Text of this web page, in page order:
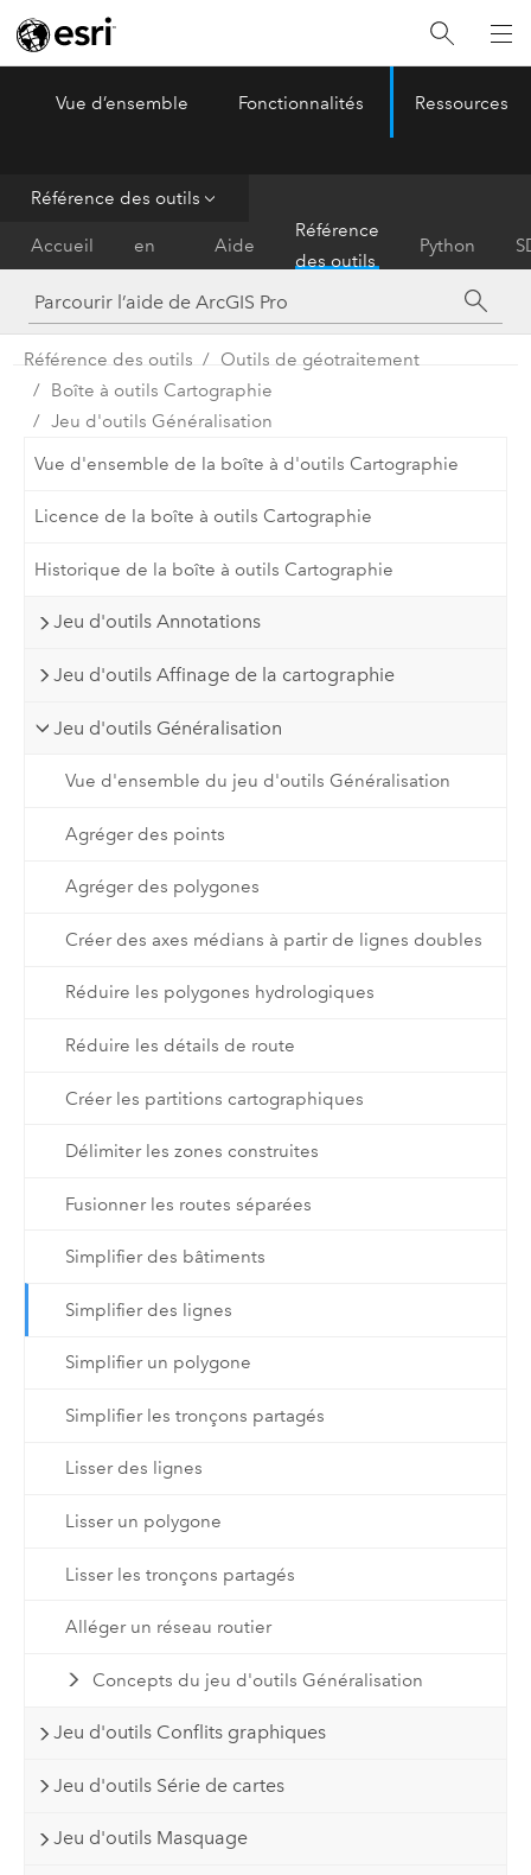
ArcGIS Pro
Vue d’ensemble Fonctionnalités Ressources
Référence des outils
Accueil
en
main
Aide
Référence
des outils
Python
Référence des outils
Outils de géotraitement
Boîte à outils Cartographie
Jeu d'outils Généralisation
Vue d'ensemble de la boîte à d'outils Cartographie
Licence de la boîte à outils Cartographie
Historique de la boîte à outils Cartographie
Jeu d'outils Annotations
Jeu d'outils Affinage de la cartographie
Jeu d'outils Généralisation
Vue d'ensemble du jeu d'outils Généralisation
Agréger des points
Agréger des polygones
Créer des axes médians à partir de lignes doubles
Réduire les polygones hydrologiques
Réduire les détails de route
Créer les partitions cartographiques
Délimiter les zones construites
Fusionner les routes séparées
Simplifier des bâtiments
Simplifier des lignes
Simplifier un polygone
Simplifier les tronçons partagés
Lisser des lignes
Lisser un polygone
Lisser les tronçons partagés
Alléger un réseau routier
Concepts du jeu d'outils Généralisation
Jeu d'outils Conflits graphiques
Jeu d'outils Série de cartes
Jeu d'outils Masquage